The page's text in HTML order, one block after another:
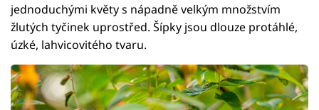
jednoduchými květy s nápadně velkým množstvím
žlutých tyčinek uprostřed. Šípky jsou dlouze protáhlé,
úzké, lahvicovitého tvaru.